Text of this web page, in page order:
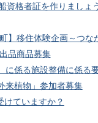
資格者証を作りましょ
】移住体験企画～つな
品商品募集
に係る施設整備に係る
来植物」参加者募集
けていますか？